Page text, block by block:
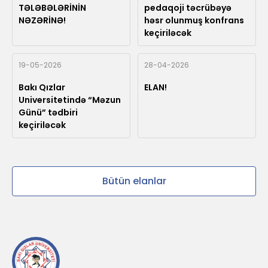
TƏLƏBƏLƏRİNİN
NƏZƏRİNƏ!
pedaqoji təcrübəyə
həsr olunmuş konfrans
keçiriləcək
19-05-2026
Bakı Qızlar
Universitetində “Məzun
Günü” tədbiri
keçiriləcək
28-04-2026
ELAN!
Bütün elanlar